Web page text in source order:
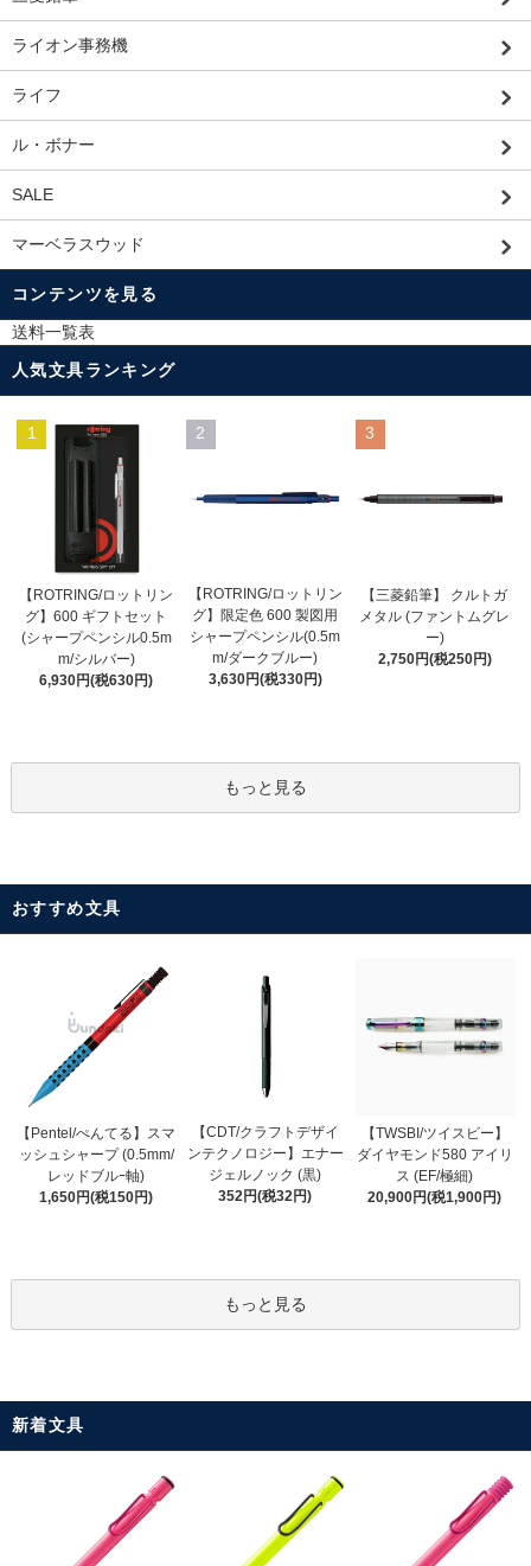
ライオン事務機
ライフ
ル・ボナー
SALE
マーベラスウッド
コンテンツを見る
送料一覧表
人気文具ランキング
1
【ROTRING/ロットリン
グ】600 ギフトセット
(シャープペンシル0.5m
m/シルバー)
6,930円(税630円)
2
【ROTRING/ロットリン
グ】限定色 600 製図用
シャープペンシル(0.5m
m/ダークブルー)
3,630円(税330円)
3
【三菱鉛筆】 クルトガ
メタル (ファントムグレ
ー)
2,750円(税250円)
もっと見る
おすすめ文具
【Pentel/ぺんてる】スマ
ッシュシャープ (0.5mm/
レッドブルｰ軸)
1,650円(税150円)
【CDT/クラフトデザイ
ンテクノロジー】エナー
ジェルノック (黒)
352円(税32円)
【TWSBI/ツイスビー】
ダイヤモンド580 アイリ
ス (EF/極細)
20,900円(税1,900円)
もっと見る
新着文具